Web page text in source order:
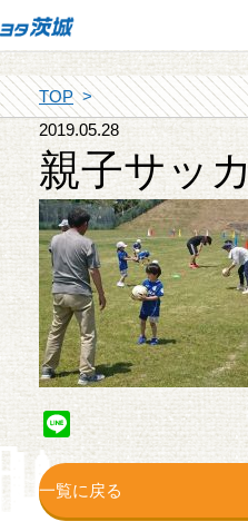
TOP
2019.05.28
親子サッ
Line
一覧に戻る